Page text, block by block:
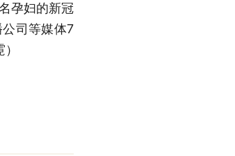
孕妇的新冠
司等媒体7